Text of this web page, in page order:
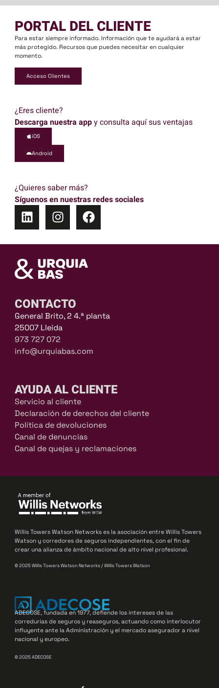
PORTAL DEL CLIENTE
Para estar siempre informado. Información que te ayudará a estar
más protegido. Recursos que puedes necesitar en cualquier
momento.
Acceso Clientes
¿Eres cliente?
Descarga nuestra appy consulta aquí sus ventajas
iOS
Android
¿Quieres saber más?
Síguenos en nuestras redes sociales
CONTACTO
General Brito, 2 4.ª planta
25007 Lleida
973 727 072
info@urquiabas.com
AYUDA AL CLIENTE
Servicio al cliente
Declaración de derechos del cliente
Política de devoluciones
Canal de denuncias
Canal de quejas y reclamaciones
Willis Towers Watson Networks es la asociación entre Willis Towers
Watson y corredores de seguros independientes, con el fin de
crear una alianza de ámbito nacional de alto nivel profesional.
© 2025 Willis Towers Watson Networks / Willis Towers Watson
ADECOSE, fundada en 1977, defiende los intereses de las
corredurías de seguros y reaseguros, actuando como interlocutor
influyente ante la Administración y el mercado asegurador a nivel
nacional y europeo.
© 2025 ADECOSE